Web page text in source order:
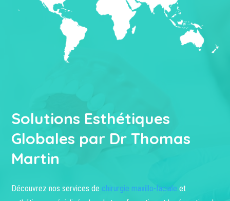
Solutions Esthétiques
Globales par Dr Thomas
Martin
Découvrez nos services de chirurgie maxillo-faciale et